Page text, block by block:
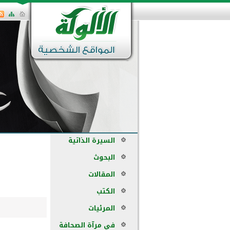
السيرة الذاتية
البحوث
المقالات
الكتب
المرئيات
في مرآة الصحافة